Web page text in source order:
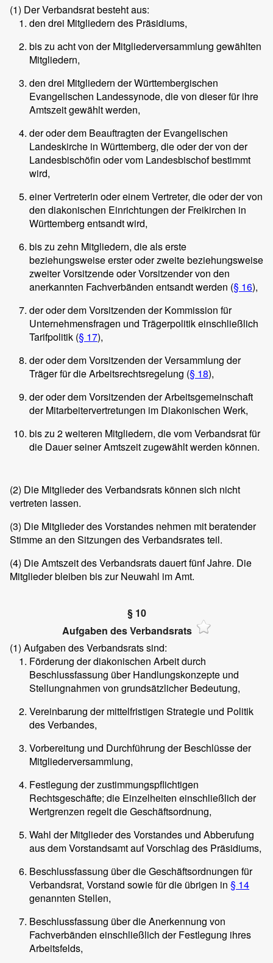
(1) Der Verbandsrat besteht aus:
den drei Mitgliedern des Präsidiums,
bis zu acht von der Mitgliederversammlung gewählten
Mitgliedern,
den drei Mitgliedern der Württembergischen
Evangelischen Landessynode, die von dieser für ihre
Amtszeit gewählt werden,
der oder dem Beauftragten der Evangelischen
Landeskirche in Württemberg, die oder der von der
Landesbischöfin oder vom Landesbischof bestimmt
wird,
einer Vertreterin oder einem Vertreter, die oder der von
den diakonischen Einrichtungen der Freikirchen in
Württemberg entsandt wird,
bis zu zehn Mitgliedern, die als erste
beziehungsweise erster oder zweite beziehungsweise
zweiter Vorsitzende oder Vorsitzender von den
anerkannten Fachverbänden entsandt werden (§ 16),
der oder dem Vorsitzenden der Kommission für
Unternehmensfragen und Trägerpolitik einschließlich
Tarifpolitik (§ 17),
der oder dem Vorsitzenden der Versammlung der
Träger für die Arbeitsrechtsregelung (§ 18),
der oder dem Vorsitzenden der Arbeitsgemeinschaft
der Mitarbeitervertretungen im Diakonischen Werk,
bis zu 2 weiteren Mitgliedern, die vom Verbandsrat für
die Dauer seiner Amtszeit zugewählt werden können.
(2) Die Mitglieder des Verbandsrats können sich nicht
vertreten lassen.
(3) Die Mitglieder des Vorstandes nehmen mit beratender
Stimme an den Sitzungen des Verbandsrates teil.
(4) Die Amtszeit des Verbandsrats dauert fünf Jahre. Die
Mitglieder bleiben bis zur Neuwahl im Amt.
§ 10
Aufgaben des Verbandsrats
(1) Aufgaben des Verbandsrats sind:
Förderung der diakonischen Arbeit durch
Beschlussfassung über Handlungskonzepte und
Stellungnahmen von grundsätzlicher Bedeutung,
Vereinbarung der mittelfristigen Strategie und Politik
des Verbandes,
Vorbereitung und Durchführung der Beschlüsse der
Mitgliederversammlung,
Festlegung der zustimmungspflichtigen
Rechtsgeschäfte; die Einzelheiten einschließlich der
Wertgrenzen regelt die Geschäftsordnung,
Wahl der Mitglieder des Vorstandes und Abberufung
aus dem Vorstandsamt auf Vorschlag des Präsidiums,
Beschlussfassung über die Geschäftsordnungen für
Verbandsrat, Vorstand sowie für die übrigen in § 14
genannten Stellen,
Beschlussfassung über die Anerkennung von
Fachverbänden einschließlich der Festlegung ihres
Arbeitsfelds,